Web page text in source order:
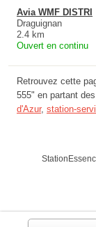
Avia WMF DISTRI
Draguignan
2.4 km
Ouvert en continu
Retrouvez cette
555" en partant
d'Azur, station-